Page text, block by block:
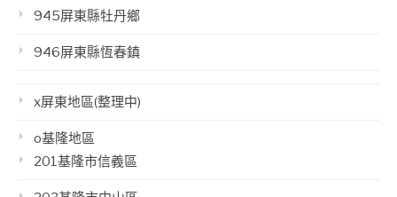
945屏東縣牡丹鄉
946屏東縣恆春鎮
x屏東地區(整理中)
o基隆地區
201基隆市信義區